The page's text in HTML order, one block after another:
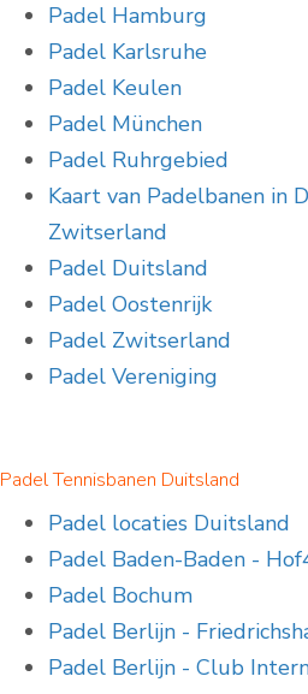
Padel Hamburg
Padel Karlsruhe
Padel Keulen
Padel München
Padel Ruhrgebied
Kaart van Padelbanen in
Zwitserland
Padel Duitsland
Padel Oostenrijk
Padel Zwitserland
Padel Vereniging
Padel Tennisbanen Duitsland
Padel locaties Duitsland
Padel Baden-Baden -
Padel Bochum
Padel Berlijn -
Padel Berlijn - Club